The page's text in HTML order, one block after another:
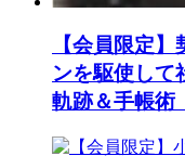
【会員限定
ンを駆使して
軌跡＆手帳術